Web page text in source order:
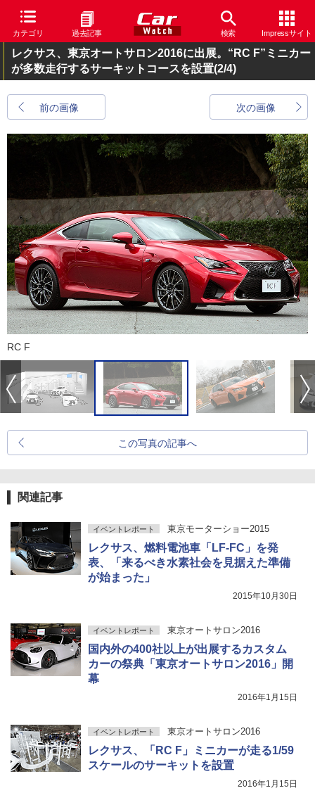
カテゴリ 過去記事 検索 Impressサイト
レクサス、東京オートサロン2016に出展。“RC F”ミニカー
が多数走行するサーキットコースを設置(2/4)
前の画像 次の画像
RC F
この写真の記事へ
関連記事
イベントレポート 東京モーターショー2015
レクサス、燃料電池車「LF-FC」を発
表、「来るべき水素社会を見据えた準備
が始まった」
2015年10月30日
イベントレポート 東京オートサロン2016
国内外の400社以上が出展するカスタム
カーの祭典「東京オートサロン2016」開
幕
2016年1月15日
イベントレポート 東京オートサロン2016
レクサス、「RC F」ミニカーが走る1/59
スケールのサーキットを設置
2016年1月15日